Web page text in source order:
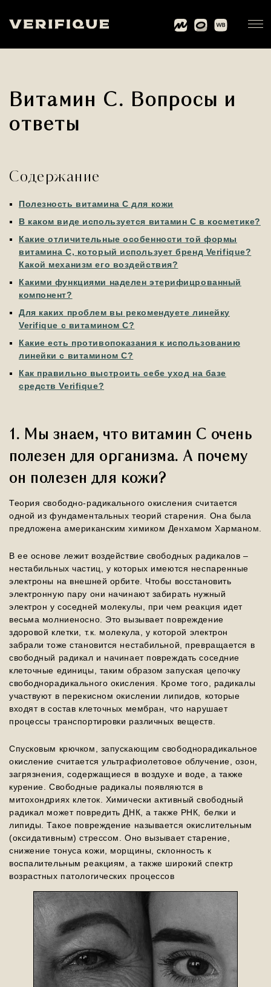
Витамин С. Вопросы и
ответы
Содержание
Полезность витамина С для кожи
В каком виде используется витамин С в косметике?
Какие отличительные особенности той формы
витамина С, который использует бренд Verifique?
Какой механизм его воздействия?
Какими функциями наделен этерифицрованный
компонент?
Для каких проблем вы рекомендуете линейку
Verifique с витамином С?
Какие есть противопоказания к использованию
линейки с витамином С?
Как правильно выстроить себе уход на базе
средств Verifique?
1. Мы знаем, что витамин С очень
полезен для организма. А почему
он полезен для кожи?
Теория свободно-радикального окисления считается
одной из фундаментальных теорий старения. Она была
предложена американским химиком Денхамом Харманом.
В ее основе лежит воздействие свободных радикалов –
нестабильных частиц, у которых имеются неспаренные
электроны на внешней орбите. Чтобы восстановить
электронную пару они начинают забирать нужный
электрон у соседней молекулы, при чем реакция идет
весьма молниеносно. Это вызывает повреждение
здоровой клетки, т.к. молекула, у которой электрон
забрали тоже становится нестабильной, превращается в
свободный радикал и начинает повреждать соседние
клеточные единицы, таким образом запуская цепочку
свободнорадикального окисления. Кроме того, радикалы
участвуют в перекисном окислении липидов, которые
входят в состав клеточных мембран, что нарушает
процессы транспортировки различных веществ.
Спусковым крючком, запускающим свободнорадикальное
окисление считается ультрафиолетовое облучение, озон,
загрязнения, содержащиеся в воздухе и воде, а также
курение. Свободные радикалы появляются в
митохондриях клеток. Химически активный свободный
радикал может повредить ДНК, а также РНК, белки и
липиды. Такое повреждение называется окислительным
(оксидативным) стрессом. Оно вызывает старение,
снижение тонуса кожи, морщины, склонность к
воспалительным реакциям, а также широкий спектр
возрастных патологических процессов